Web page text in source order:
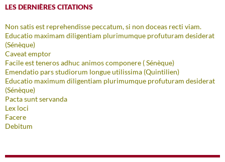
LES DERNIÈRES CITATIONS
Non satis est reprehendisse peccatum, si non doceas recti viam.
Educatio maximam diligentiam plurimumque profuturam desiderat
(Sénèque)
Caveat emptor
Facile est teneros adhuc animos componere ( Sénèque)
Emendatio pars studiorum longue utilissima (Quintilien)
Educatio maximum diligentiam plurimumque profuturam desiderat
(Sénèque)
Pacta sunt servanda
Lex loci
Facere
Debitum